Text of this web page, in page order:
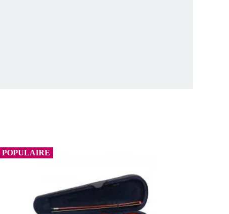
POPULAIRE